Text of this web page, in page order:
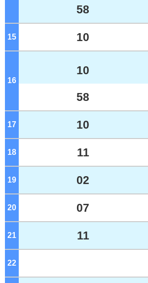
58
15 10
16
10
58
17 10
18 11
19 02
20 07
21 11
22